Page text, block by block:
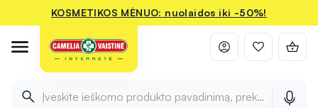
KOSMETIKOS MĖNUO: nuolaidos iki -50%!
Įveskite ieškomo produkto pavadinimą, prekės ženklą ir